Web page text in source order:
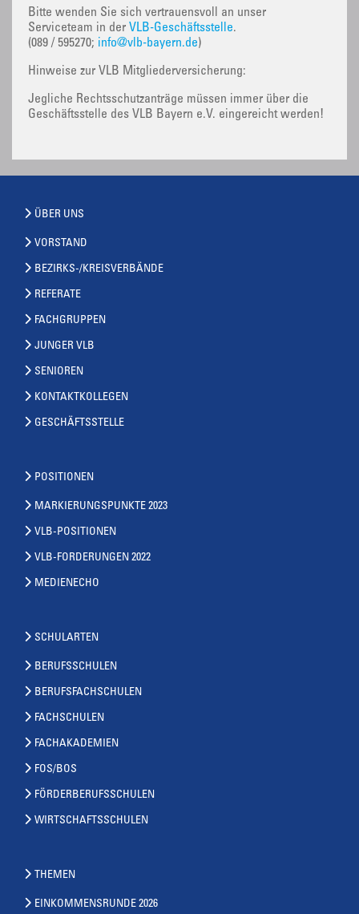
Bitte wenden Sie sich vertrauensvoll an unser
Serviceteam in der VLB-Geschäftsstelle.
(089 / 595270; info@vlb-bayern.de)
Hinweise zur VLB Mitgliederversicherung:
Jegliche Rechtsschutzanträge müssen immer über die
Geschäftsstelle des VLB Bayern e.V. eingereicht werden!
ÜBER UNS
VORSTAND
BEZIRKS-/KREISVERBÄNDE
REFERATE
FACHGRUPPEN
JUNGER VLB
SENIOREN
KONTAKTKOLLEGEN
GESCHÄFTSSTELLE
POSITIONEN
MARKIERUNGSPUNKTE 2023
VLB-POSITIONEN
VLB-FORDERUNGEN 2022
MEDIENECHO
SCHULARTEN
BERUFSSCHULEN
BERUFSFACHSCHULEN
FACHSCHULEN
FACHAKADEMIEN
FOS/BOS
FÖRDERBERUFSSCHULEN
WIRTSCHAFTSSCHULEN
THEMEN
EINKOMMENSRUNDE 2026